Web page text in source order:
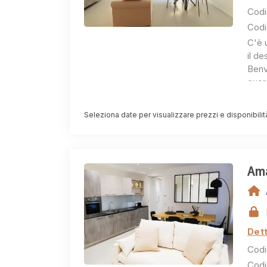
C'è
il
vie
uno
Seleziona date per visualizzare prezzi e